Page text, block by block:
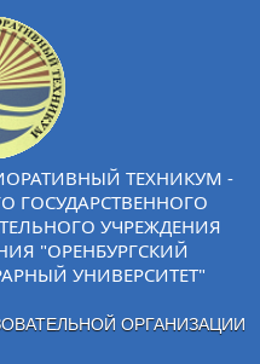
ТЕХНИКУМ -
ГОСУДАРСТВЕННОГО
УЧРЕЖДЕНИЯ
"ОРЕНБУРГСКИЙ
УНИВЕРСИТЕТ"
ОРГАНИЗАЦИИ